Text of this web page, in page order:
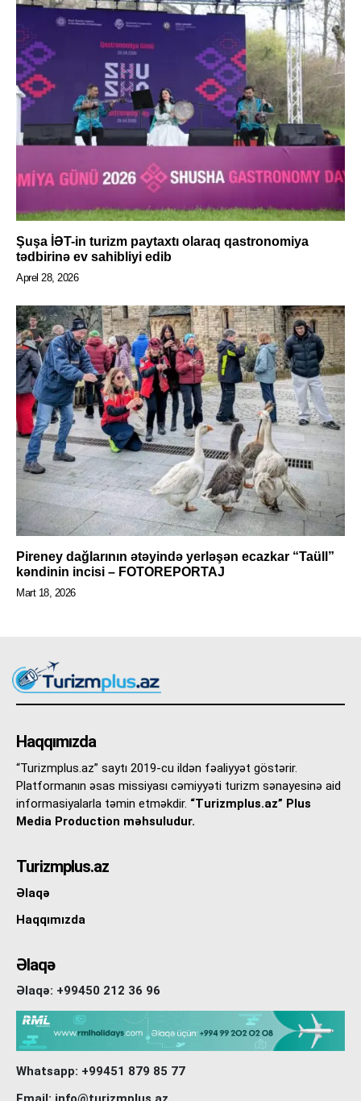
Şuşa İƏT-in turizm paytaxtı olaraq qastronomiya
tədbirinə ev sahibliyi edib
Aprel 28, 2026
Pireney dağlarının ətəyində yerləşən ecazkar “Taüll”
kəndinin incisi – FOTOREPORTAJ
Mart 18, 2026
Haqqımızda
“Turizmplus.az” saytı 2019-cu ildən fəaliyyət göstərir.
Platformanın əsas missiyası cəmiyyəti turizm sənayesinə aid
informasiyalarla təmin etməkdir. “Turizmplus.az” Plus
Media Production məhsuludur.
Turizmplus.az
Əlaqə
Haqqımızda
Əlaqə
Əlaqə: +99450 212 36 96
Whatsapp: +99451 879 85 77